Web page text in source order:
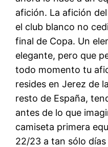
afición. La afición
el club blanco no
final de Copa. Un
elegante, pero que
todo momento tu
resides en Jerez de
resto de España,
antes de lo que
camiseta primera
22/23 a tan sólo